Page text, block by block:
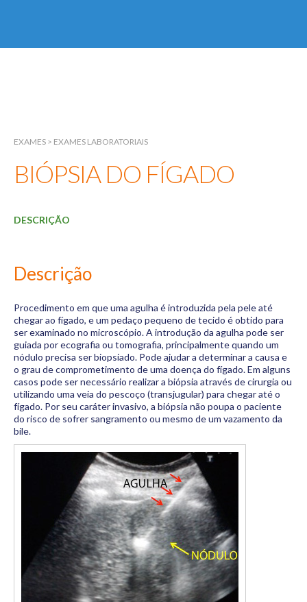
Especialidades
Materiais
Dicas
Aulas
Contato
EXAMES > EXAMES LABORATORIAIS
BIÓPSIA DO FÍGADO
DESCRIÇÃO
Descrição
Procedimento em que uma agulha é introduzida pela pele até
chegar ao fígado, e um pedaço pequeno de tecido é obtido para
ser examinado no microscópio. A introdução da agulha pode ser
guiada por ecografia ou tomografia, principalmente quando um
nódulo precisa ser biopsiado. Pode ajudar a determinar a causa e
o grau de comprometimento de uma doença do fígado. Em alguns
casos pode ser necessário realizar a biópsia através de cirurgia ou
utilizando uma veia do pescoço (transjugular) para chegar até o
fígado. Por seu caráter invasivo, a biópsia não poupa o paciente
do risco de sofrer sangramento ou mesmo de um vazamento da
bile.